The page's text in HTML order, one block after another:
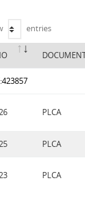
entries
PLCA
PLCA
PLCA